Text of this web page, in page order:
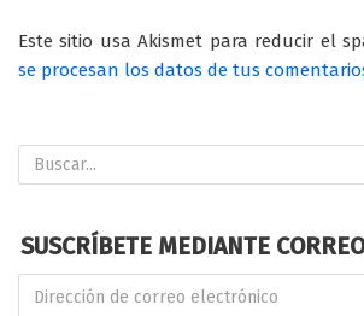
Este sitio usa Akismet para reducir el
se procesan los datos de tus
SUSCRÍBETE MEDIANTE